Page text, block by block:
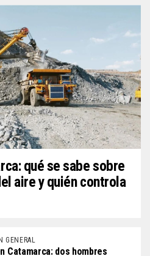
qué se sabe sobre
aire y quién controla
GENERAL
Catamarca: dos hombres